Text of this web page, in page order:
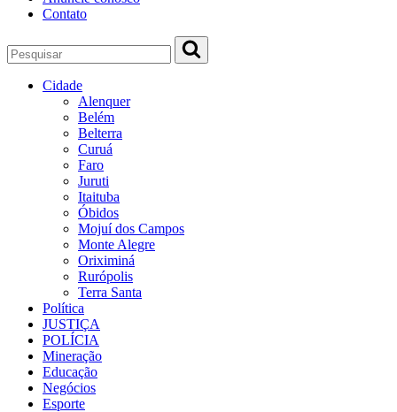
Contato
Cidade
Alenquer
Belém
Belterra
Curuá
Faro
Juruti
Itaituba
Óbidos
Mojuí dos Campos
Monte Alegre
Oriximiná
Rurópolis
Terra Santa
Política
JUSTIÇA
POLÍCIA
Mineração
Educação
Negócios
Esporte